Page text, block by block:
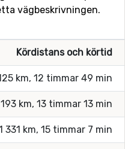
vägbeskrivningen.
Kördistans och körtid
km, 12 timmar 49 min
193 km, 13 timmar 13 min
331 km, 15 timmar 7 min